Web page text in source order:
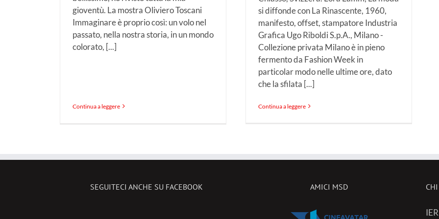
gioventù. La mostra Oliviero Toscani
Immaginare è proprio così: un volo nel
passato, nella nostra storia, in un mondo
colorato, [...]
Continua a leggere
si diffonde con La Rinascente, 1960,
manifesto, offset, stampatore Industria
Grafica Ugo Riboldi S.p.A., Milano -
Collezione privata Milano è in pieno
fermento da Fashion Week in
particolar modo nelle ultime ore, dato
che la sfilata [...]
Continua a leggere
SEGUITECI ANCHE SU FACEBOOK AMICI MSD